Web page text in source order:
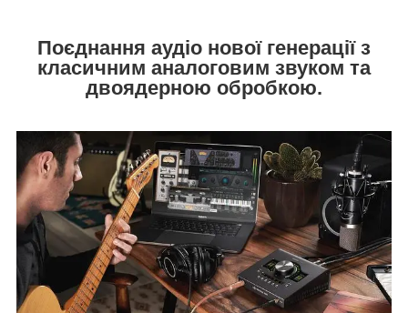
Поєднання аудіо нової генерації з
класичним аналоговим звуком та
двоядерною обробкою.